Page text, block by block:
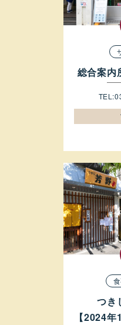
総合案内
つき
【2024